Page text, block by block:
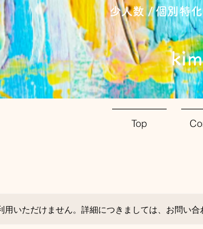
少人数 / 個別特
Top
用いただけません。詳細につきましては、お問い合